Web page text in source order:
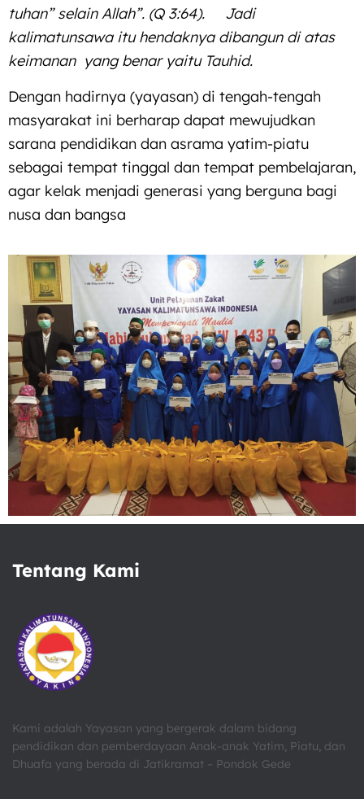
tuhan” selain Allah”. (Q 3:64). Jadi
kalimatunsawa itu hendaknya dibangun di atas
keimanan yang benar yaitu Tauhid.
Dengan hadirnya (yayasan) di tengah-tengah
masyarakat ini berharap dapat mewujudkan
sarana pendidikan dan asrama yatim-piatu
sebagai tempat tinggal dan tempat pembelajaran,
agar kelak menjadi generasi yang berguna bagi
nusa dan bangsa
Tentang Kami
Kami adalah Yayasan yang bergerak dalam bidang
pendidikan dan pemberdayaan Anak-anak Yatim, Piatu, dan
Dhuafa yang berada di Jatikramat – Pondok Gede